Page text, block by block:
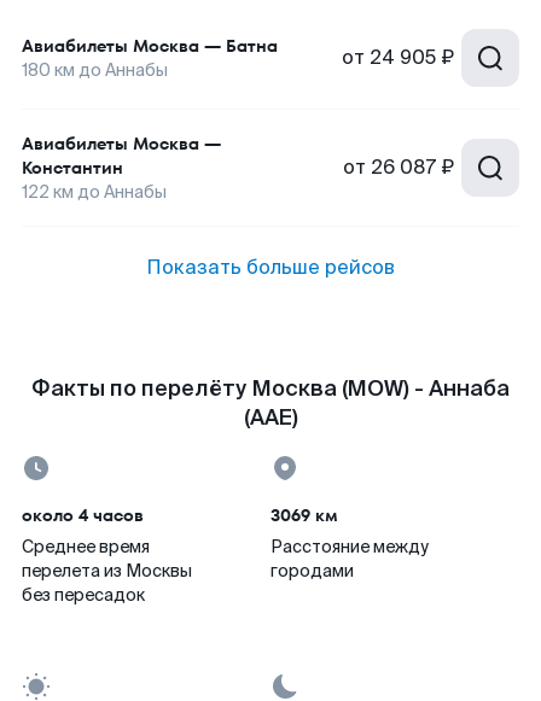
Авиабилеты Москва — Батна
180 км до Аннабы от 24 905 ₽
Авиабилеты Москва —
Константин
122 км до Аннабы
от 26 087 ₽
Показать больше рейсов
Факты по перелёту Москва (MOW) - Аннаба
(AAE)
около 4 часов
Среднее время
перелета из Москвы
без пересадок
3069 км
Расстояние между
городами